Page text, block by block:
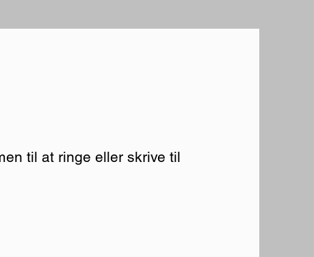
til at ringe eller skrive til